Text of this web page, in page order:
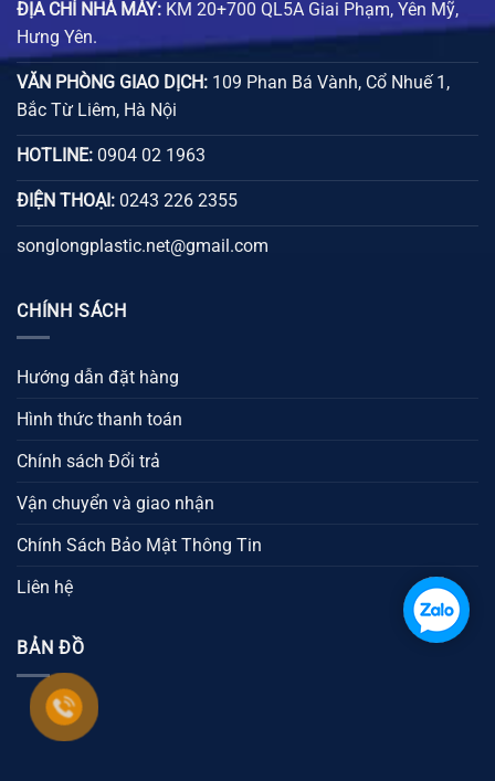
ĐỊA CHỈ NHÀ MÁY: KM 20+700 QL5A Giai Phạm, Yên Mỹ,
Hưng Yên.
VĂN PHÒNG GIAO DỊCH: 109 Phan Bá Vành, Cổ Nhuế 1,
Bắc Từ Liêm, Hà Nội
HOTLINE: 0904 02 1963
ĐIỆN THOẠI: 0243 226 2355
songlongplastic.net@gmail.com
CHÍNH SÁCH
Hướng dẫn đặt hàng
Hình thức thanh toán
Chính sách Đổi trả
Vận chuyển và giao nhận
Chính Sách Bảo Mật Thông Tin
Liên hệ
BẢN ĐỒ